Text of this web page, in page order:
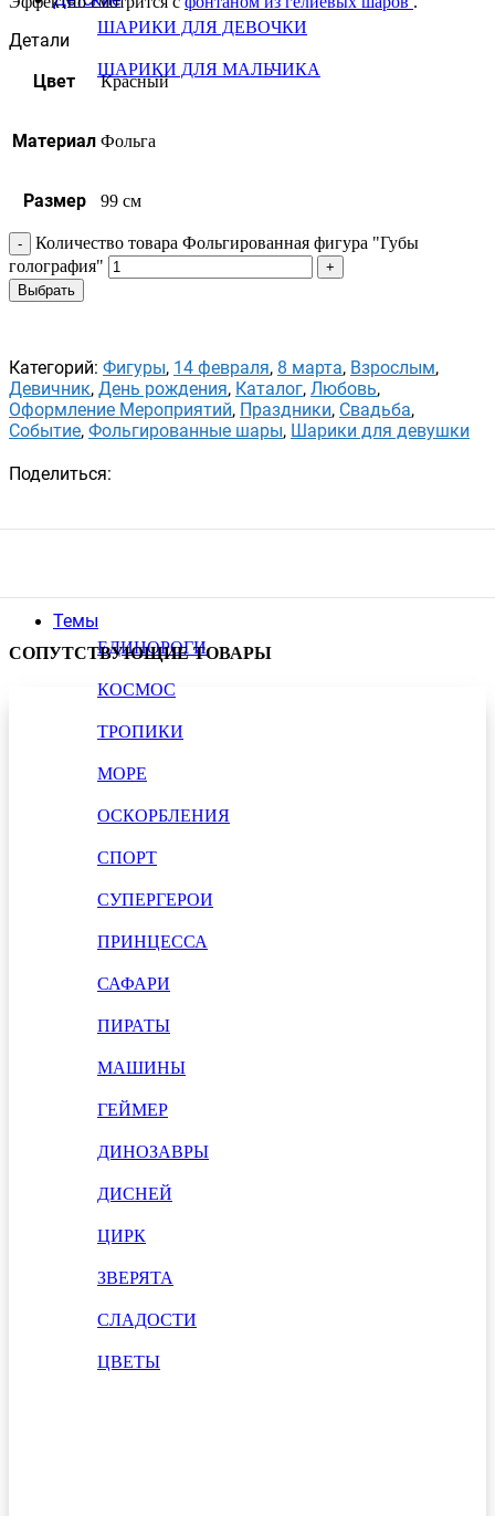
ШАРИКИ ДЛЯ ДЕВОЧКИ
ШАРИКИ ДЛЯ МАЛЬЧИКА
Темы
ЕДИНОРОГИ
КОСМОС
ТРОПИКИ
МОРЕ
ОСКОРБЛЕНИЯ
СПОРТ
СУПЕРГЕРОИ
ПРИНЦЕССА
САФАРИ
ПИРАТЫ
МАШИНЫ
ГЕЙМЕР
ДИНОЗАВРЫ
ДИСНЕЙ
ЦИРК
ЗВЕРЯТА
СЛАДОСТИ
ЦВЕТЫ
Детали
Цвет
Красный
Материал Фольга
Размер 99 см
Количество товара Фольгированная фигура "Губы
голография"
Выбрать
Категорий: Фигуры, 14 февраля, 8 марта, Взрослым,
Девичник, День рождения, Каталог, Любовь,
Оформление Мероприятий, Праздники, Свадьба,
Событие, Фольгированные шары, Шарики для девушки
Поделиться:
СОПУТСТВУЮЩИЕ ТОВАРЫ